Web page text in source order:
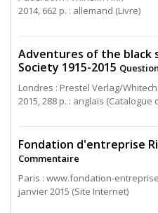
2014, 662 p. : allemand (Livre)
Adventures of the black
Society 1915-2015
Londres : Prestel Verlag/
2015, 288 p. : anglais
Fondation d'entreprise
Commentaire
Paris : www.fondation-
janvier 2015 (Site Internet)